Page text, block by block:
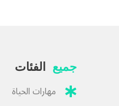
جميع الفئات
مهارات الحياة